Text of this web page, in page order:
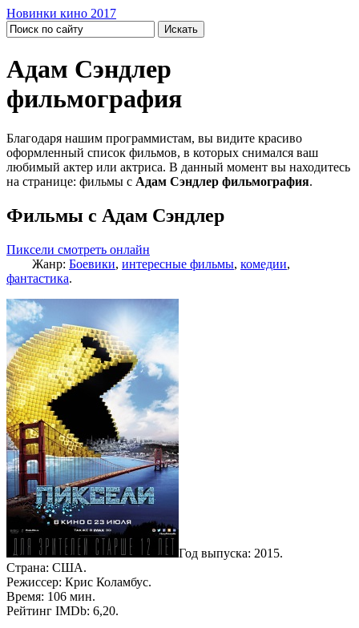
Новинки кино 2017
Адам Сэндлер
фильмография
Благодаря нашим программистам, вы видите красиво
оформленный список фильмов, в которых снимался ваш
любимый актер или актриса. В данный момент вы находитесь
на странице: фильмы с Адам Сэндлер фильмография.
Фильмы с Адам Сэндлер
Пиксели смотреть онлайн
Жанр: Боевики, интересные фильмы, комедии,
фантастика.
Год выпуска: 2015.
Страна: США.
Режиссер: Крис Коламбус.
Время: 106 мин.
Рейтинг IMDb: 6,20.